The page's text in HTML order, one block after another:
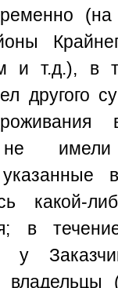
временно
и т.д.), в
другого
не
какой-
в
у